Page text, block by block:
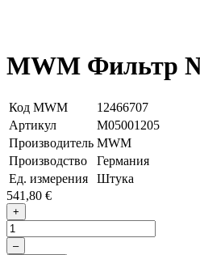
MWM Фильтр
Код MWM
12466707
Артикул
М05001205
Производитель MWM
Производство
Германия
Ед. измерения
Штука
541,80 €
+
–